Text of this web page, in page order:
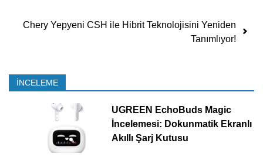
Chery Yepyeni CSH ile Hibrit Teknolojisini Yeniden
Tanımlıyor!
İNCELEME
UGREEN EchoBuds Magic
İncelemesi: Dokunmatik Ekranlı
Akıllı Şarj Kutusu